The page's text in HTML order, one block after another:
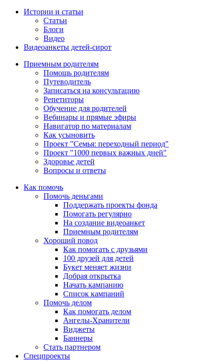
Истории и статьи
Статьи
Блоги
Видео
Видеоанкеты детей-сирот
Приемным родителям
Помощь родителям
Путеводитель
Записаться на консультацию
Репетиторы
Обучение для родителей
Вебинары и прямые эфиры
Навигатор по материалам
Как усыновить
Проект "Семья: переходный период"
Проект "1000 первых важных дней"
Здоровье детей
Вопросы и ответы
Как помочь
Помочь деньгами
Поддержать проекты фонда
Помогать регулярно
На создание видеоанкет
Приемным родителям
Хороший повод
Как помогать с друзьями
100 друзей для детей
Букет меняет жизни
Добрая открытка
Начать кампанию
Список кампаний
Помочь делом
Как помогать делом
Ангелы-Хранители
Виджеты
Баннеры
Стать партнером
Спецпроекты